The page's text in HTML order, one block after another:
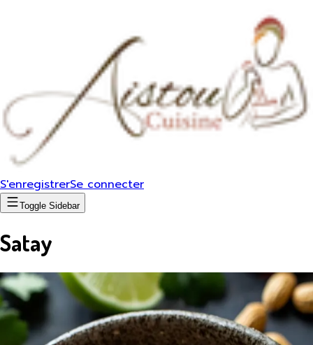
S'enregistrerSe connecter
Toggle Sidebar
Satay